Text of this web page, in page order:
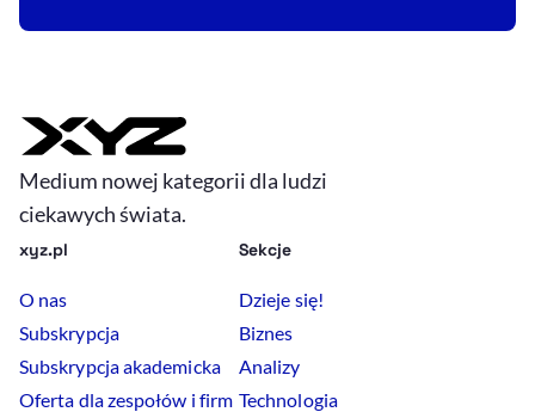
Medium nowej kategorii dla ludzi
ciekawych świata.
xyz.pl
O nas
Subskrypcja
Subskrypcja akademicka
Oferta dla zespołów i firm
Sekcje
Dzieje się!
Biznes
Analizy
Technologia